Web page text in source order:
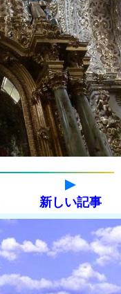
新しい記事